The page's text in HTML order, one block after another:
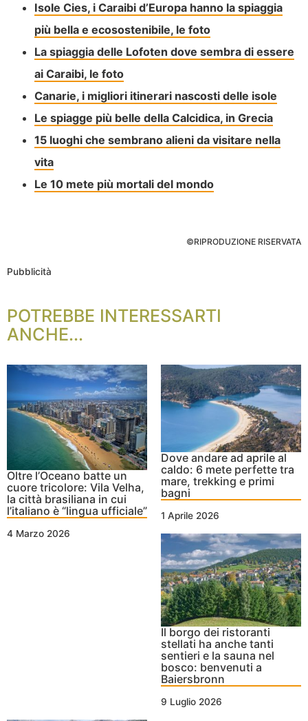
Isole Cies, i Caraibi d’Europa hanno la spiaggia
più bella e ecosostenibile, le foto
La spiaggia delle Lofoten dove sembra di essere
ai Caraibi, le foto
Canarie, i migliori itinerari nascosti delle isole
Le spiagge più belle della Calcidica, in Grecia
15 luoghi che sembrano alieni da visitare nella
vita
Le 10 mete più mortali del mondo
©RIPRODUZIONE RISERVATA
Pubblicità
POTREBBE INTERESSARTI
ANCHE...
Oltre l’Oceano batte un
cuore tricolore: Vila Velha,
la città brasiliana in cui
l’italiano è “lingua ufficiale”
4 Marzo 2026
Dove andare ad aprile al
caldo: 6 mete perfette tra
mare, trekking e primi
bagni
1 Aprile 2026
Il borgo dei ristoranti
stellati ha anche tanti
sentieri e la sauna nel
bosco: benvenuti a
Baiersbronn
9 Luglio 2026